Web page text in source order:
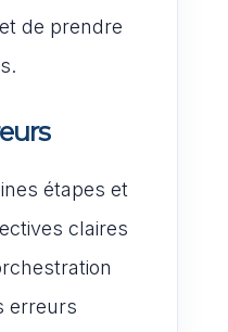
de prendre
étapes et
claires
erreurs